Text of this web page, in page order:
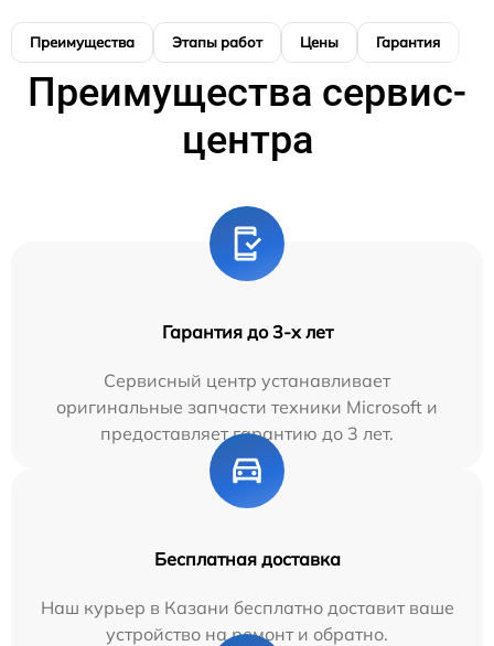
Преимущества Этапы работ Цены Гарантия
Преимущества сервис-
центра
Гарантия до 3-х лет
Сервисный центр устанавливает
оригинальные запчасти техники Microsoft и
предоставляет гарантию до 3 лет.
Бесплатная доставка
Наш курьер в Казани бесплатно доставит ваше
устройство на ремонт и обратно.